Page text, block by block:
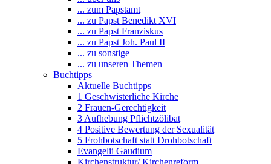
... zum Papstamt
... zu Papst Benedikt XVI
... zu Papst Franziskus
... zu Papst Joh. Paul II
... zu sonstige
... zu unseren Themen
Buchtipps
Aktuelle Buchtipps
1 Geschwisterliche Kirche
2 Frauen-Gerechtigkeit
3 Aufhebung Pflichtzölibat
4 Positive Bewertung der Sexualität
5 Frohbotschaft statt Drohbotschaft
Evangelii Gaudium
Kirchenstruktur/ Kirchenreform